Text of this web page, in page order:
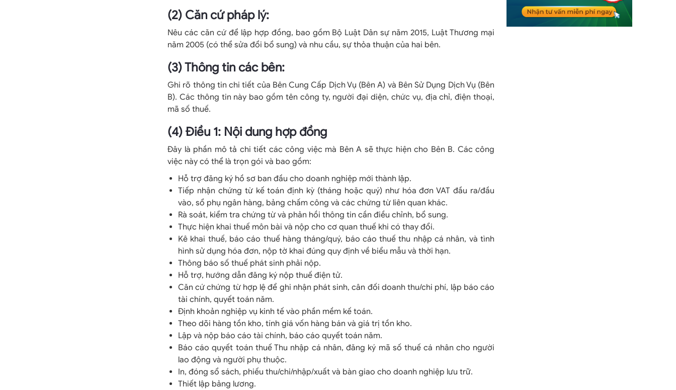
(2) Căn cứ pháp lý:
Nêu các căn cứ để lập hợp đồng, bao gồm Bộ Luật Dân sự năm 2015, Luật Thương mại
năm 2005 (có thể sửa đổi bổ sung) và nhu cầu, sự thỏa thuận của hai bên.
(3) Thông tin các bên:
Ghi rõ thông tin chi tiết của Bên Cung Cấp Dịch Vụ (Bên A) và Bên Sử Dụng Dịch Vụ (Bên
B). Các thông tin này bao gồm tên công ty, người đại diện, chức vụ, địa chỉ, điện thoại,
mã số thuế.
(4) Điều 1: Nội dung hợp đồng
Đây là phần mô tả chi tiết các công việc mà Bên A sẽ thực hiện cho Bên B. Các công
việc này có thể là trọn gói và bao gồm:
Hỗ trợ đăng ký hồ sơ ban đầu cho doanh nghiệp mới thành lập.
Tiếp nhận chứng từ kế toán định kỳ (tháng hoặc quý) như hóa đơn VAT đầu ra/đầu
vào, sổ phụ ngân hàng, bảng chấm công và các chứng từ liên quan khác.
Rà soát, kiểm tra chứng từ và phản hồi thông tin cần điều chỉnh, bổ sung.
Thực hiện khai thuế môn bài và nộp cho cơ quan thuế khi có thay đổi.
Kê khai thuế, báo cáo thuế hàng tháng/quý, báo cáo thuế thu nhập cá nhân, và tình
hình sử dụng hóa đơn, nộp tờ khai đúng quy định về biểu mẫu và thời hạn.
Thông báo số thuế phát sinh phải nộp.
Hỗ trợ, hướng dẫn đăng ký nộp thuế điện tử.
Căn cứ chứng từ hợp lệ để ghi nhận phát sinh, cân đối doanh thu/chi phí, lập báo cáo
tài chính, quyết toán năm.
Định khoản nghiệp vụ kinh tế vào phần mềm kế toán.
Theo dõi hàng tồn kho, tính giá vốn hàng bán và giá trị tồn kho.
Lập và nộp báo cáo tài chính, báo cáo quyết toán năm.
Báo cáo quyết toán thuế Thu nhập cá nhân, đăng ký mã số thuế cá nhân cho người
lao động và người phụ thuộc.
In, đóng sổ sách, phiếu thu/chi/nhập/xuất và bàn giao cho doanh nghiệp lưu trữ.
Thiết lập bảng lương.